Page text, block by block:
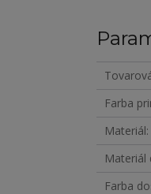
Farba
Materiál
Materiál
Farba